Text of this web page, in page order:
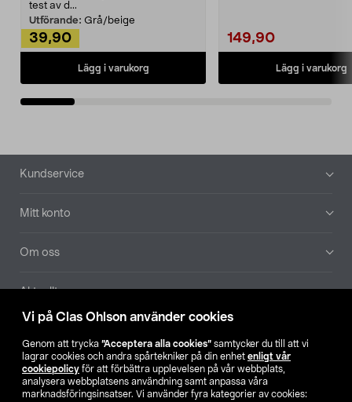
Vi på Clas Ohlson använder cookies
Genom att trycka ”Acceptera alla cookies” samtycker du till att vi
lagrar cookies och andra spårtekniker på din enhet enligt vår
cookiepolicy för att förbättra upplevelsen på vår webbplats,
analysera webbplatsens användning samt anpassa våra
marknadsföringsinsatser. Vi använder fyra kategorier av cookies:
test av d...
Utförande: Grå/beige
39,90
Lägg i varukorg
149,90
Lägg i varukorg
Sidfot
Kundservice
Mitt konto
Om oss
Aktuellt
Hitta butik